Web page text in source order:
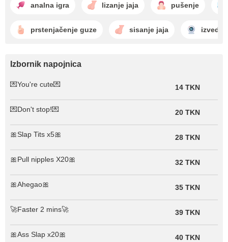
analna igra lizanje jaja pušenje
prstenjačenje guze sisanje jaja
Izbornik napojnica
💌You're cute💌 14 TKN
💌Don't stop!💌 20 TKN
🎀Slap Tits x5🎀 28 TKN
🎀Pull nipples X20🎀 32 TKN
🎀Ahegao🎀 35 TKN
🚀Faster 2 mins🚀 39 TKN
🎀Ass Slap x20🎀 40 TKN